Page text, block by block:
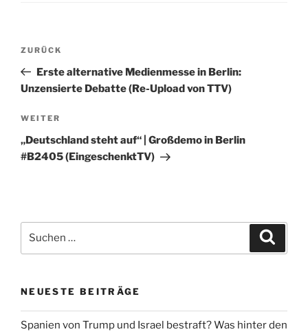
Beitragsnavigation
Vorheriger
Beitrag
ZURÜCK
Erste alternative Medienmesse in Berlin:
Unzensierte Debatte (Re-Upload von TTV)
Nächster
Beitrag
WEITER
„Deutschland steht auf“ | Großdemo in Berlin
#B2405 (EingeschenktTV)
nach:
NEUESTE BEITRÄGE
Spanien von Trump und Israel bestraft? Was hinter den